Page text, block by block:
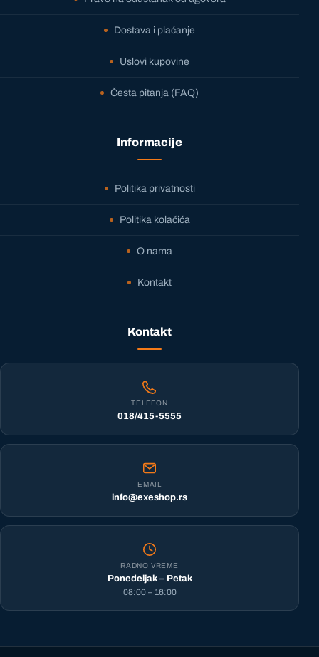
Dostava i plaćanje
Uslovi kupovine
Česta pitanja (FAQ)
Informacije
Politika privatnosti
Politika kolačića
O nama
Kontakt
Kontakt
TELEFON
018/415-5555
EMAIL
info@exeshop.rs
RADNO VREME
Ponedeljak – Petak
08:00 – 16:00